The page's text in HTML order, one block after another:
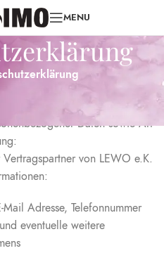
MENU
Datenschutzerklärung:
Daten sowie Art
von LEWO e.K.
Adresse, Telefonnummer
eventuelle weitere